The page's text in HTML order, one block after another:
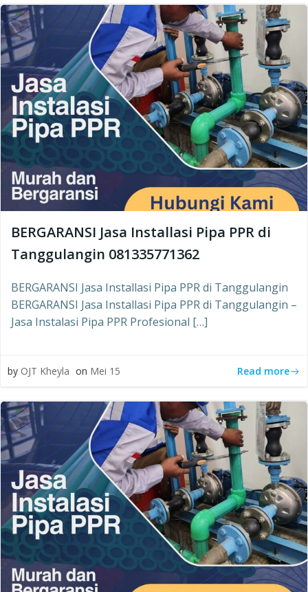
BERGARANSI Jasa Installasi Pipa PPR di
Tanggulangin 081335771362
BERGARANSI Jasa Installasi Pipa PPR di Tanggulangin
BERGARANSI Jasa Installasi Pipa PPR di Tanggulangin –
Jasa Instalasi Pipa PPR Profesional […]
by OJT Kheyla on Mei 15 Read more